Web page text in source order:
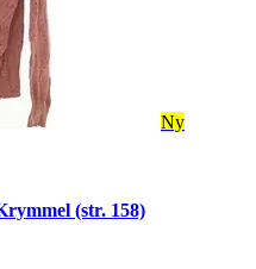
Ny
(str. 158)